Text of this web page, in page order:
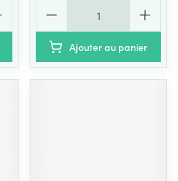
Ajouter au panier